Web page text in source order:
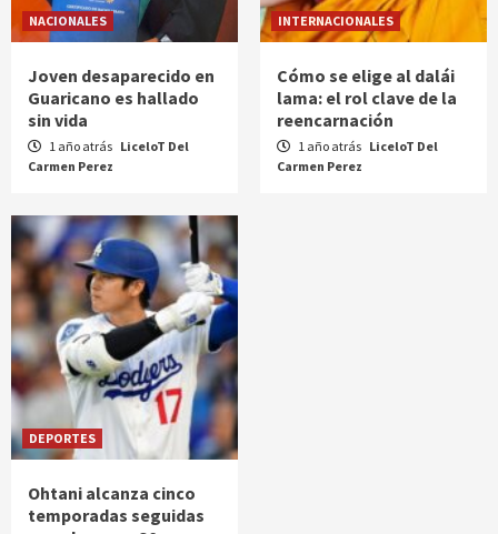
NACIONALES
Joven desaparecido en
Guaricano es hallado
sin vida
1 año atrás LiceloT Del
Carmen Perez
INTERNACIONALES
Cómo se elige al dalái
lama: el rol clave de la
reencarnación
1 año atrás LiceloT Del
Carmen Perez
DEPORTES
Ohtani alcanza cinco
temporadas seguidas